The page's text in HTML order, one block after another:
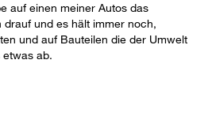
auf einen meiner Autos das
und es hält immer noch,
und auf Bauteilen die der Umwelt
ab.